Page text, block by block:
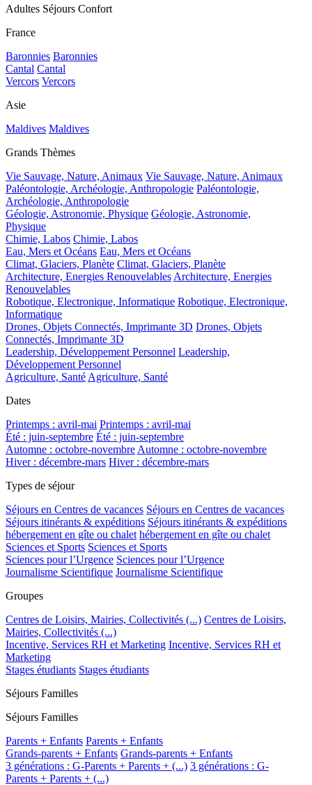
Adultes Séjours Confort
France
Baronnies Baronnies
Cantal Cantal
Vercors Vercors
Asie
Maldives Maldives
Grands Thèmes
Vie Sauvage, Nature, Animaux Vie Sauvage, Nature, Animaux
Paléontologie, Archéologie, Anthropologie Paléontologie,
Archéologie, Anthropologie
Géologie, Astronomie, Physique Géologie, Astronomie,
Physique
Chimie, Labos Chimie, Labos
Eau, Mers et Océans Eau, Mers et Océans
Climat, Glaciers, Planète Climat, Glaciers, Planète
Architecture, Energies Renouvelables Architecture, Energies
Renouvelables
Robotique, Electronique, Informatique Robotique, Electronique,
Informatique
Drones, Objets Connectés, Imprimante 3D Drones, Objets
Connectés, Imprimante 3D
Leadership, Développement Personnel Leadership,
Développement Personnel
Agriculture, Santé Agriculture, Santé
Dates
Printemps : avril-mai Printemps : avril-mai
Été : juin-septembre Été : juin-septembre
Automne : octobre-novembre Automne : octobre-novembre
Hiver : décembre-mars Hiver : décembre-mars
Types de séjour
Séjours en Centres de vacances Séjours en Centres de vacances
Séjours itinérants & expéditions Séjours itinérants & expéditions
hébergement en gîte ou chalet hébergement en gîte ou chalet
Sciences et Sports Sciences et Sports
Sciences pour l’Urgence Sciences pour l’Urgence
Journalisme Scientifique Journalisme Scientifique
Groupes
Centres de Loisirs, Mairies, Collectivités (...) Centres de Loisirs,
Mairies, Collectivités (...)
Incentive, Services RH et Marketing Incentive, Services RH et
Marketing
Stages étudiants Stages étudiants
Séjours Familles
Séjours Familles
Parents + Enfants Parents + Enfants
Grands-parents + Enfants Grands-parents + Enfants
3 générations : G-Parents + Parents + (...) 3 générations : G-
Parents + Parents + (...)